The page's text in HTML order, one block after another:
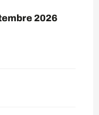
2026
2026